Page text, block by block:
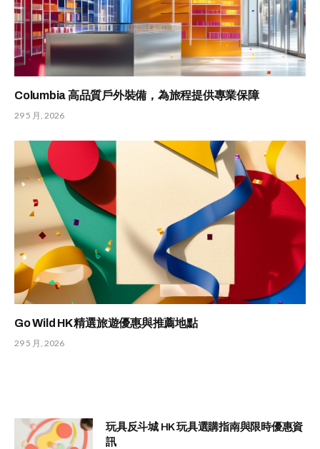
Columbia 高品質戶外裝備，為旅程提供專業保障
29 5 月, 2026
Go Wild HK 精選旅遊優惠與推薦地點
29 5 月, 2026
玩具反斗城 HK 玩具選購指南與限時優惠資
訊